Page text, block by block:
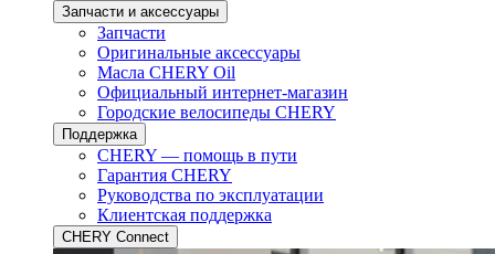
Запчасти и аксессуары
Запчасти
Оригинальные аксессуары
Масла CHERY Oil
Официальный интернет-магазин
Городские велосипеды CHERY
Поддержка
CHERY — помощь в пути
Гарантия CHERY
Руководства по эксплуатации
Клиентская поддержка
CHERY Connect